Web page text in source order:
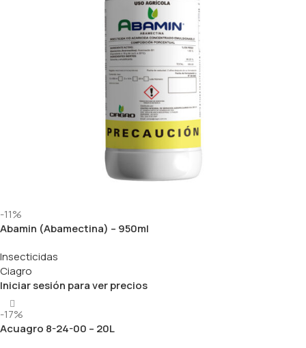
-11%
Abamin (Abamectina) – 950ml
Insecticidas
Ciagro
Iniciar sesión para ver precios
-17%
Acuagro 8-24-00 – 20L